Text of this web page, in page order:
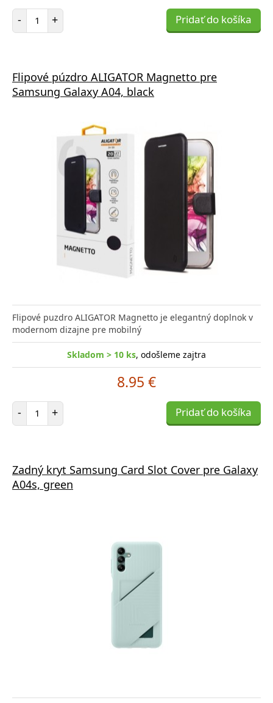
- Počet položiek
+ Pridať do košíka
Flipové púzdro ALIGATOR Magnetto pre
Samsung Galaxy A04, black
Flipové puzdro ALIGATOR Magnetto je elegantný doplnok v
modernom dizajne pre mobilný
Skladom > 10 ks, odošleme zajtra
8.95 €
- Počet položiek
+ Pridať do košíka
Zadný kryt Samsung Card Slot Cover pre Galaxy
A04s, green